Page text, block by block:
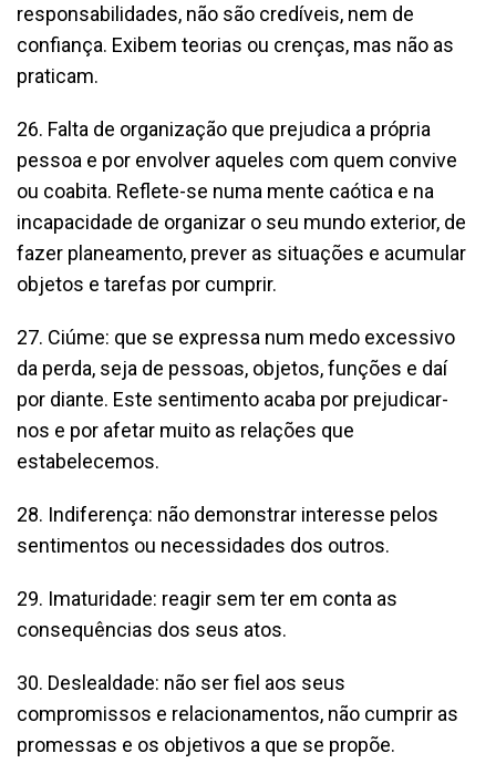
responsabilidades, não são credíveis, nem de
confiança. Exibem teorias ou crenças, mas não as
praticam.
26. Falta de organização que prejudica a própria
pessoa e por envolver aqueles com quem convive
ou coabita. Reflete-se numa mente caótica e na
incapacidade de organizar o seu mundo exterior, de
fazer planeamento, prever as situações e acumular
objetos e tarefas por cumprir.
27. Ciúme: que se expressa num medo excessivo
da perda, seja de pessoas, objetos, funções e daí
por diante. Este sentimento acaba por prejudicar-
nos e por afetar muito as relações que
estabelecemos.
28. Indiferença: não demonstrar interesse pelos
sentimentos ou necessidades dos outros.
29. Imaturidade: reagir sem ter em conta as
consequências dos seus atos.
30. Deslealdade: não ser fiel aos seus
compromissos e relacionamentos, não cumprir as
promessas e os objetivos a que se propõe.